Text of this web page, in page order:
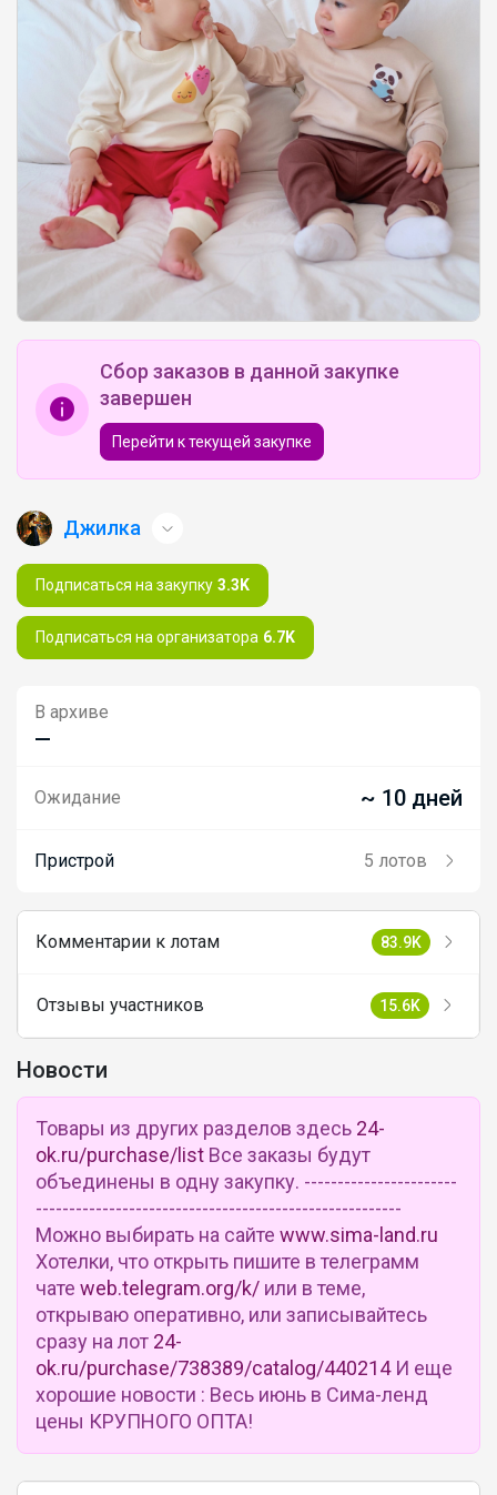
Сбор заказов в данной закупке
завершен
Перейти к текущей закупке
Джилка
Подписаться на закупку 3.3K
Подписаться на организатора 6.7K
В архиве
—
Ожидание ~ 10 дней
Пристрой 5 лотов
Комментарии к лотам 83.9K
Отзывы участников 15.6K
Новости
Товары из других разделов здесь 24-
ok.ru/purchase/list Все заказы будут
объединены в одну закупку. -----------------------
-------------------------------------------------------
Можно выбирать на сайте www.sima-land.ru
Хотелки, что открыть пишите в телеграмм
чате web.telegram.org/k/ или в теме,
открываю оперативно, или записывайтесь
сразу на лот 24-
ok.ru/purchase/738389/catalog/440214И еще
хорошие новости : Весь июнь в Сима-ленд
цены КРУПНОГО ОПТА!